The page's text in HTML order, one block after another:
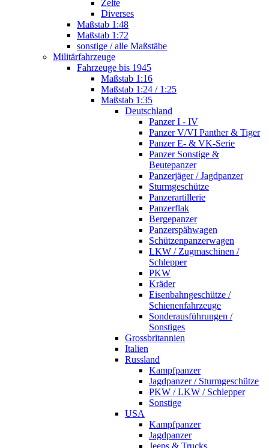
Zelte
Diverses
Maßstab 1:48
Maßstab 1:72
sonstige / alle Maßstäbe
Militärfahrzeuge
Fahrzeuge bis 1945
Maßstab 1:16
Maßstab 1:24 / 1:25
Maßstab 1:35
Deutschland
Panzer I - IV
Panzer V/VI Panther & Tiger
Panzer E- & VK-Serie
Panzer Sonstige &
Beutepanzer
Panzerjäger / Jagdpanzer
Sturmgeschütze
Panzerartillerie
Panzerflak
Bergepanzer
Panzerspähwagen
Schützenpanzerwagen
LKW / Zugmaschinen /
Schlepper
PKW
Kräder
Eisenbahngeschütze /
Schienenfahrzeuge
Sonderausführungen /
Sonstiges
Grossbritannien
Italien
Russland
Kampfpanzer
Jagdpanzer / Sturmgeschütze
PKW / LKW / Schlepper
Sonstige
USA
Kampfpanzer
Jagdpanzer
Jeeps & Trucks